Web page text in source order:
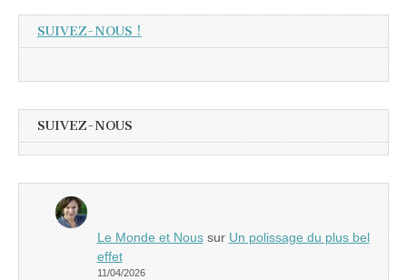
SUIVEZ-NOUS !
SUIVEZ-NOUS
Le Monde et Noussur Un polissage du plus bel
effet
11/04/2026